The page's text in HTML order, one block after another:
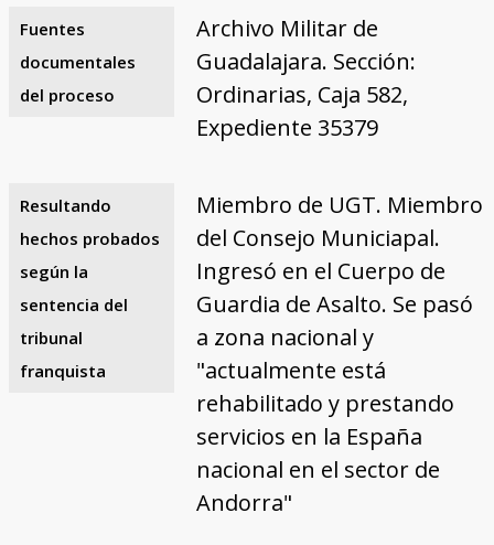
Fuentes
documentales
del proceso
Archivo Militar de
Guadalajara. Sección:
Ordinarias, Caja 582,
Expediente 35379
Resultando
hechos probados
según la
sentencia del
tribunal
franquista
Miembro de UGT. Miembro
del Consejo Municiapal.
Ingresó en el Cuerpo de
Guardia de Asalto. Se pasó
a zona nacional y
"actualmente está
rehabilitado y prestando
servicios en la España
nacional en el sector de
Andorra"